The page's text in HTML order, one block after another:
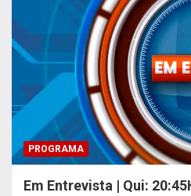
PROGRAMA
Em Entrevista | Qui: